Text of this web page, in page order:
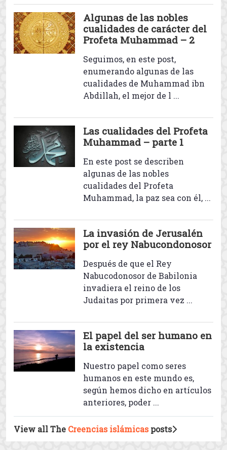
Misconceptions
El nacimiento del que
Allah envió como una
misericordia para todos los
mundos
Ayer conmemoramos el
nacimiento de aquel al que
misericordia para todos los mun
...
Algunas de las nobles
cualidades de carácter del
Profeta Muhammad – 2
enumerando algunas de las
cualidades de Muhammad ibn
Abdillah, el mejor de l ...
Las cualidades del Profeta
Muhammad – parte 1
algunas de las nobles
cualidades del Profeta
Muhammad, la paz sea con él, ...
La invasión de Jerusalén
por el rey Nabucondonosor
Después de que el Rey
Nabucodonosor de Babilonia